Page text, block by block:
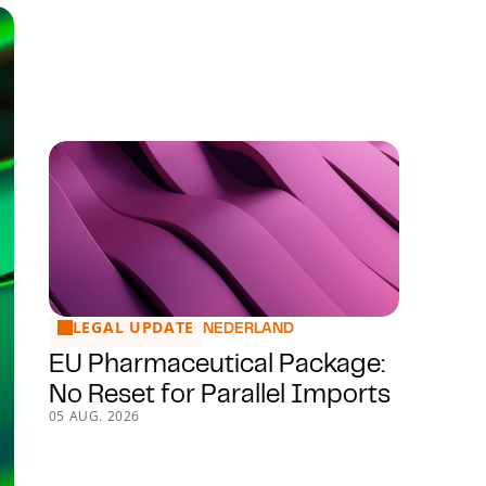
EU Pharmaceutical Package: No Reset for Parallel
LEGAL UPDATE NEDERLAND
EU Pharmaceutical Package:
No Reset for Parallel Imports
05 AUG. 2026